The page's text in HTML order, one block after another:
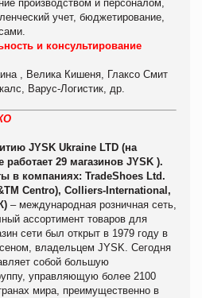
производством и персоналом,
учет, бюджетирование,
и консультирование
, Велика Кишеня, Глаксо Смит
Варус-Логистик, др.
JYSK Ukraine LTD (на
работает 29 магазинов JYSK ).
в компаниях: TradeShoes Ltd.
Centro), Colliers-International,
– международная розничная сеть,
ассортимент товаров для
сети был открыт в 1979 году в
владельцем JYSK. Сегодня
собой большую
управляющую более 2100
мира, преимущественно в